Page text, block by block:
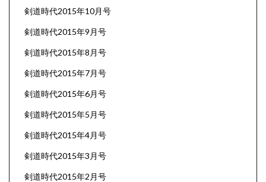
剣道時代2015年10月号
剣道時代2015年9月号
剣道時代2015年8月号
剣道時代2015年7月号
剣道時代2015年6月号
剣道時代2015年5月号
剣道時代2015年4月号
剣道時代2015年3月号
剣道時代2015年2月号